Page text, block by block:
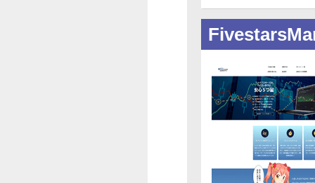
【スマートオプション】
2015-4-27
【スマートオプション】大
2015-4-1
【スマートオプション】新
2015-3-20
【スマートオプション】
【スマートオプション】